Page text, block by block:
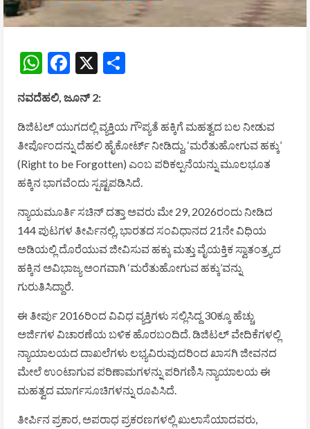
WhatsApp
Facebook
X
ನವದೆಹಲಿ, ಜೂನ್ 2:
ಡಿಜಿಟಲ್ ಯುಗದಲ್ಲಿ ವ್ಯಕ್ತಿಯ ಗೌಪ್ಯತೆ ಹಕ್ಕಿಗೆ ಮಹತ್ವದ ಬಲ ನೀಡುವ
ತೀರ್ಪೊಂದನ್ನು ದೆಹಲಿ ಹೈಕೋರ್ಟ್ ನೀಡಿದ್ದು, ‘ಮರೆತುಹೋಗುವ ಹಕ್ಕು’
(Right to be Forgotten) ಎಂಬ ಪರಿಕಲ್ಪನೆಯನ್ನು ಮೂಲಭೂತ
ಹಕ್ಕಿನ ಭಾಗವೆಂದು ಸ್ಪಷ್ಟಪಡಿಸಿದೆ.
ನ್ಯಾಯಮೂರ್ತಿ ಸಚಿನ್ ದತ್ತಾ ಅವರು ಮೇ 29, 2026ರಂದು ನೀಡಿದ
144 ಪುಟಗಳ ತೀರ್ಪಿನಲ್ಲಿ, ಭಾರತದ ಸಂವಿಧಾನದ 21ನೇ ವಿಧಿಯ
ಅಡಿಯಲ್ಲಿ ದೊರೆಯುವ ಜೀವಿಸುವ ಹಕ್ಕು ಮತ್ತು ವೈಯಕ್ತಿಕ ಸ್ವಾತಂತ್ರ್ಯದ
ಹಕ್ಕಿನ ಅವಿಭಾಜ್ಯ ಅಂಗವಾಗಿ ‘ಮರೆತುಹೋಗುವ ಹಕ್ಕು’ವನ್ನು
ಗುರುತಿಸಿದ್ದಾರೆ.
ಈ ತೀರ್ಪು 2016ರಿಂದ ವಿವಿಧ ವ್ಯಕ್ತಿಗಳು ಸಲ್ಲಿಸಿದ್ದ 30ಕ್ಕೂ ಹೆಚ್ಚು
ಅರ್ಜಿಗಳ ವಿಚಾರಣೆಯ ಬಳಿಕ ಹೊರಬಂದಿದೆ. ಡಿಜಿಟಲ್ ವೇದಿಕೆಗಳಲ್ಲಿ
ನ್ಯಾಯಾಲಯದ ದಾಖಲೆಗಳು ಲಭ್ಯವಿರುವುದರಿಂದ ಖಾಸಗಿ ಜೀವನದ
ಮೇಲೆ ಉಂಟಾಗುವ ಪರಿಣಾಮಗಳನ್ನು ಪರಿಗಣಿಸಿ ನ್ಯಾಯಾಲಯ ಈ
ಮಹತ್ವದ ಮಾರ್ಗಸೂಚಿಗಳನ್ನು ರೂಪಿಸಿದೆ.
ತೀರ್ಪಿನ ಪ್ರಕಾರ, ಅಪರಾಧ ಪ್ರಕರಣಗಳಲ್ಲಿ ಖುಲಾಸೆಯಾದವರು,